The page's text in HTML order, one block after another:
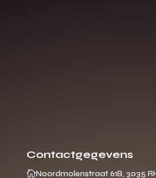
Contactgegevens
Noordmolenstraat 61B, 3035